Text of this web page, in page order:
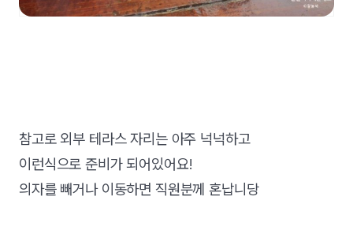
참고로 외부 테라스 자리는 아주 넉넉하고
이런식으로 준비가 되어있어요!
의자를 빼거나 이동하면 직원분께 혼납니당